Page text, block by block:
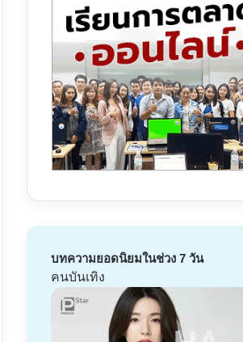
บทความยอดนิยมในช่วง 7 วัน
คนบันเทิง